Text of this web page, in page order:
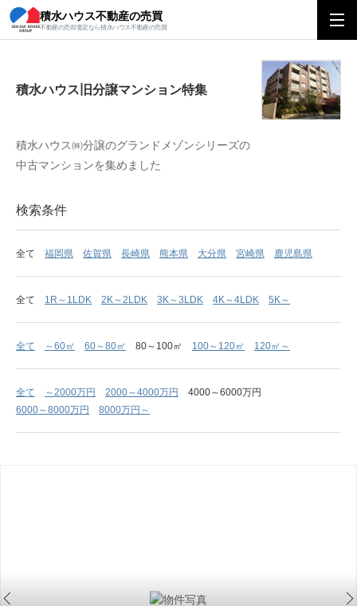
積水ハウス不動産の売買
不動産の売却査定なら積水ハウス不動産の売買
積水ハウス旧分譲マンション特集
積水ハウス旧分譲マンション特集
積水ハウス㈱分譲のグランドメゾンシリーズの
中古マンションを集めました
検索条件
全て 福岡県 佐賀県 長崎県 熊本県 大分県 宮崎県 鹿児島県
全て 1R～1LDK 2K～2LDK 3K～3LDK 4K～4LDK 5K～
全て ～60㎡ 60～80㎡ 80～100㎡ 100～120㎡ 120㎡～
全て ～2000万円 2000～4000万円
4000～6000万円
6000～8000万円
8000万円～